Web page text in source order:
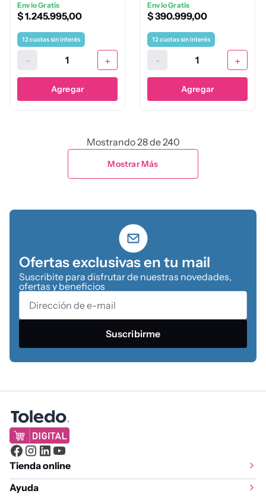
Envio Gratis
$1.245.995,00
12cuotas sin interés
- +
Agregar
Envio Gratis
$390.999,00
12cuotas sin interés
- +
Agregar
Mostrando28 de 240
Mostrar Más
Ofertas exclusivas en tu mail
Suscribite para disfrutar de nuestras novedades,
ofertas y beneficios
Suscribirme
Tienda online
Ayuda